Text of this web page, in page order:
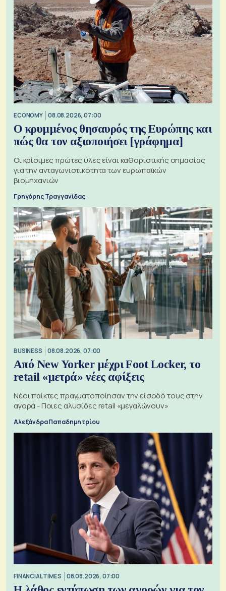
ECONOMY 08.08.2026, 07:00
Ο κρυμμένος θησαυρός της Ευρώπης και
πώς θα τον αξιοποιήσει [γράφημα]
Οι κρίσιμες πρώτες ύλες είναι καθοριστικής σημασίας
για την ανταγωνιστικότητα των ευρωπαϊκών
βιομηχανιών
Γρηγόρης Τραγγανίδας
BUSINESS 08.08.2026, 07:00
Από New Yorker μέχρι Foot Locker, το
retail «μετρά» νέες αφίξεις
Νέοι παίκτες πραγματοποίησαν την είσοδό τους στην
αγορά - Ποιες αλυσίδες retail «μεγαλώνουν»
Αλεξάνδρα Παπαδημητρίου
FINANCIAL TIMES 08.08.2026, 07:00